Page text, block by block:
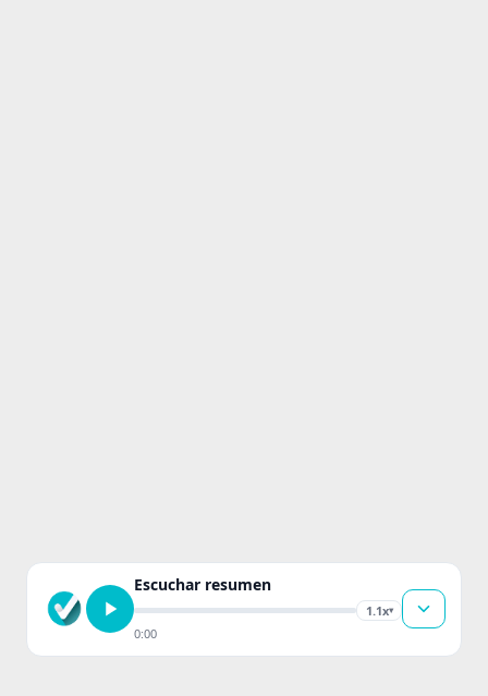
Escuchar resumen
1.1x▾
0:00